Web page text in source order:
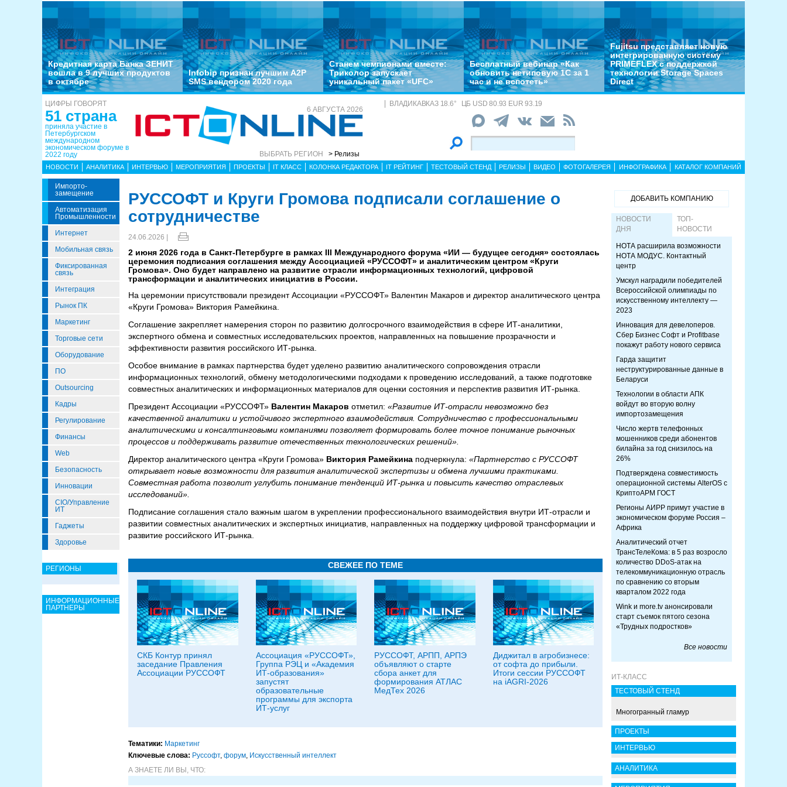
Кредитная карта Банка ЗЕНИТ
вошла в 9 лучших продуктов
в октябре
Infobip признан лучшим A2P
SMS вендором 2020 года
Станем чемпионами вместе:
Триколор запускает
уникальный пакет «UFC»
Бесплатный вебинар «Как
обновить нетиповую 1С за 1
час и не вспотеть»
Fujitsu представляет новую
интегрированную систему
PRIMEFLEX с поддержкой
технологии Storage Spaces
Direct
ЦИФРЫ ГОВОРЯТ
51 страна
приняла участие в
Петербургском
международном
экономическом форуме в
2022 году
6 АВГУСТА 2026
ВЫБРАТЬ РЕГИОН > Релизы
ВЛАДИКАВКАЗ 18.6° ЦБ USD 80.93 EUR 93.19
НОВОСТИ АНАЛИТИКА ИНТЕРВЬЮ МЕРОПРИЯТИЯ ПРОЕКТЫ IT КЛАСС КОЛОНКА РЕДАКТОРА IT РЕЙТИНГ ТЕСТОВЫЙ СТЕНД РЕЛИЗЫ ВИДЕО ФОТОГАЛЕРЕЯ ИНФОГРАФИКА КАТАЛОГ КОМПАНИЙ
Импорто­
Замещение
Автоматизация
Промышленности
Интернет
Мобильная связь
Фиксированная
связь
Интеграция
Рынок ПК
Маркетинг
Торговые сети
Оборудование
ПО
Outsourcing
Кадры
Регулирование
Финансы
Web
Безопасность
Инновации
CIO/Управление
ИТ
Гаджеты
Здоровье
РЕГИОНЫ
ИНФОРМАЦИОННЫЕ
ПАРТНЕРЫ
РУССОФТ и Круги Громова подписали соглашение о
сотрудничестве
24.06.2026 |
2 июня 2026 года в Санкт-Петербурге в рамках III Международного форума «ИИ — будущее сегодня» состоялась
церемония подписания соглашения между Ассоциацией «РУССОФТ» и аналитическим центром «Круги
Громова». Оно будет направлено на развитие отрасли информационных технологий, цифровой
трансформации и аналитических инициатив в России.
На церемонии присутствовали президент Ассоциации «РУССОФТ» Валентин Макаров и директор аналитического центра
«Круги Громова» Виктория Рамейкина.
Соглашение закрепляет намерения сторон по развитию долгосрочного взаимодействия в сфере ИТ-аналитики,
экспертного обмена и совместных исследовательских проектов, направленных на повышение прозрачности и
эффективности развития российского ИТ-рынка.
Особое внимание в рамках партнерства будет уделено развитию аналитического сопровождения отрасли
информационных технологий, обмену методологическими подходами к проведению исследований, а также подготовке
совместных аналитических и информационных материалов для оценки состояния и перспектив развития ИТ-рынка.
Президент Ассоциации «РУССОФТ» Валентин Макаров отметил: «Развитие ИТ-отрасли невозможно без
качественной аналитики и устойчивого экспертного взаимодействия. Сотрудничество с профессиональными
аналитическими и консалтинговыми компаниями позволяет формировать более точное понимание рыночных
процессов и поддерживать развитие отечественных технологических решений».
Директор аналитического центра «Круги Громова» Виктория Рамейкина подчеркнула: «Партнерство с РУССОФТ
открывает новые возможности для развития аналитической экспертизы и обмена лучшими практиками.
Совместная работа позволит углубить понимание тенденций ИТ-рынка и повысить качество отраслевых
исследований».
Подписание соглашения стало важным шагом в укреплении профессионального взаимодействия внутри ИТ-отрасли и
развитии совместных аналитических и экспертных инициатив, направленных на поддержку цифровой трансформации и
развитие российского ИТ-рынка.
СВЕЖЕЕ ПО ТЕМЕ
СКБ Контур принял
заседание Правления
Ассоциации РУССОФТ
Ассоциация «РУССОФТ»,
Группа РЭЦ и «Академия
ИТ-образования»
запустят
образовательные
программы для экспорта
ИТ-услуг
РУССОФТ, АРПП, АРПЭ
объявляют о старте
сбора анкет для
формирования АТЛАС
МедТех 2026
Диджитал в агробизнесе:
от софта до прибыли.
Итоги сессии РУССОФТ
на iAGRI-2026
Тематики: Маркетинг
Ключевые слова: Руссофт, форум, Искусственный интеллект
А ЗНАЕТЕ ЛИ ВЫ, ЧТО:
ДОБАВИТЬ КОМПАНИЮ
НОВОСТИ
ДНЯ
ТОП-
НОВОСТИ
НОТА расширила возможности
НОТА МОДУС. Контактный
центр
Умскул наградили победителей
Всероссийской олимпиады по
искусственному интеллекту —
2023
Инновация для девелоперов.
Сбер Бизнес Софт и Profitbase
покажут работу нового сервиса
Гарда защитит
неструктурированные данные в
Беларуси
Технологии в области АПК
войдут во вторую волну
импортозамещения
Число жертв телефонных
мошенников среди абонентов
билайна за год снизилось на
26%
Подтверждена совместимость
операционной системы AlterOS с
КриптоАРМ ГОСТ
Регионы АИРР примут участие в
экономическом форуме Россия –
Африка
Аналитический отчет
ТрансТелеКома: в 5 раз возросло
количество DDoS-атак на
телекоммуникационную отрасль
по сравнению со вторым
кварталом 2022 года
Wink и more.tv анонсировали
старт съемок пятого сезона
«Трудных подростков»
Все новости
ИТ-КЛАСС
ТЕСТОВЫЙ СТЕНД
Многогранный гламур
ПРОЕКТЫ
ИНТЕРВЬЮ
АНАЛИТИКА